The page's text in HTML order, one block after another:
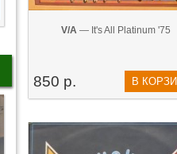
V/A— It's All Platinum '75
850 р. В